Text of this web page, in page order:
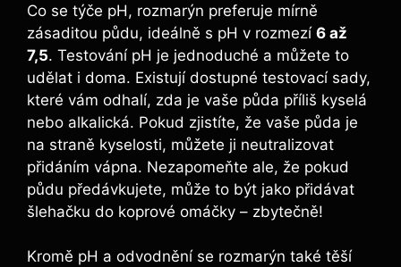
Co se týče pH, rozmarýn preferuje mírně
zásaditou půdu, ideálně s pH‍ v rozmezí 6 ⁤až
⁢7,5. ‍Testování pH je jednoduché a můžete to
udělat i doma. Existují dostupné testovací sady,
které vám odhalí, zda je vaše půda příliš kyselá‌
nebo alkalická. Pokud zjistíte, že vaše půda je
na ‍straně kyselosti, můžete ji neutralizovat
přidáním vápna. Nezapomeňte​ ale, že‍ pokud
půdu předávkujete, může to být jako přidávat
šlehačku do koprové omáčky – zbytečně!
Kromě pH a odvodnění se rozmarýn také těší